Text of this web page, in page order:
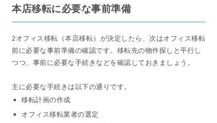
本店移転に必要な事前準備
2オフィス移転（本店移転）が決定したら、次はオフィス移転
前に必要な事前準備の確認です。移転先の物件探しと平行し
つつ、事前に必要な手続きなどを確認しておきましょう。
主に必要な手続きは以下の通りです。
移転計画の作成
オフィス移転業者の選定